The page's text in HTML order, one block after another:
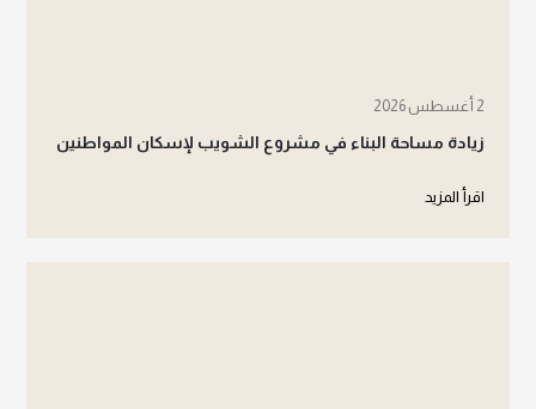
2 أغسطس 2026
زيادة مساحة البناء في مشروع الشويب لإسكان المواطنين
اقرأ المزيد